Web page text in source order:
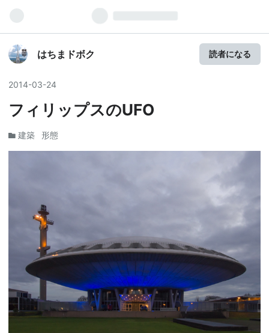
はちまドボク 読者になる
2014-03-24
フィリップスのUFO
建築 形態